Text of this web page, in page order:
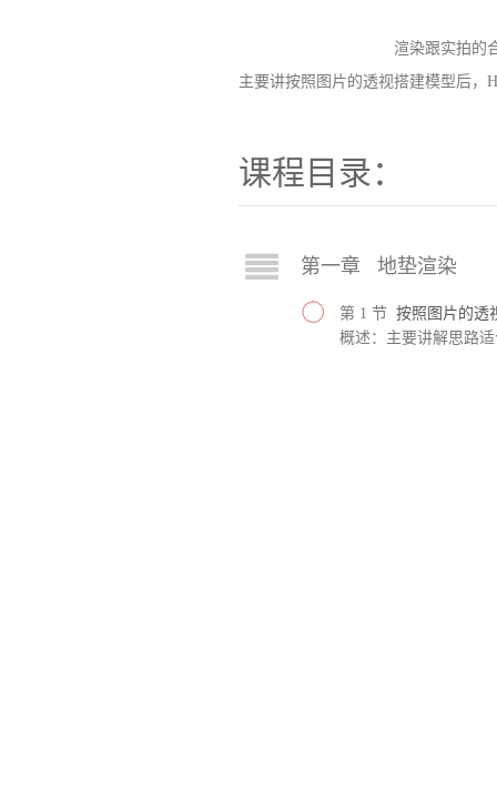
渲染跟实拍的合成
主要讲按照图片的透视搭建模型后，
课程目录：
第一章 地垫渲染
第 1 节 按照图片的透
概述：主要讲解思路